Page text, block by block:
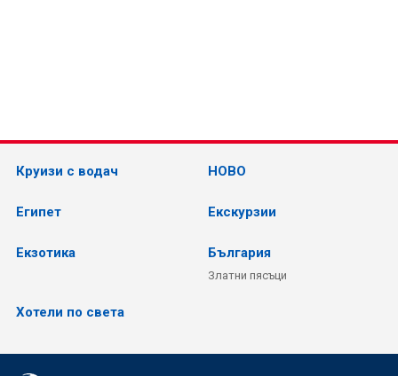
Круизи с водач НОВО
Египет Екскурзии
Екзотика България
Златни пясъци
Хотели по света